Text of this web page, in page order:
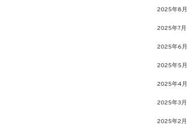
2025年8月
2025年7月
2025年6月
2025年5月
2025年4月
2025年3月
2025年2月